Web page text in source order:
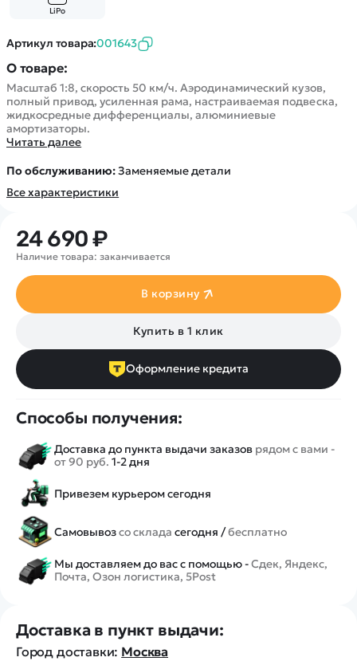
LiPo
Артикул товара:001643
О товаре:
Масштаб 1:8, скорость 50 км/ч. Аэродинамический кузов,
полный привод, усиленная рама, настраиваемая подвеска,
жидкосредные дифференциалы, алюминиевые
амортизаторы.
Читать далее
По обслуживанию:Заменяемые детали
Все характеристики
24 690 ₽
Наличие товара: заканчивается
В корзину
Купить в 1 клик
Оформление кредита
Способы получения:
Доставка до пункта выдачи заказов рядом с вами -
от 90 руб. 1-2 дня
Привезем курьером сегодня
Самовывозсо склада сегодня /бесплатно
Мы доставляем до вас с помощью -Сдек, Яндекс,
Почта, Озон логистика, 5Post
Доставка в пункт выдачи:
Город доставки: Москва
Вертолеты
Роботы
Самолеты
Сборные модели
Детские электромобили
Спецтехника
Конструкторы
Обзор квадрокоптеров
Аренда Квадрокоптеров
Покупка в кредит
Контакты
Помощь
Отследить заказ
Оплата на сайте